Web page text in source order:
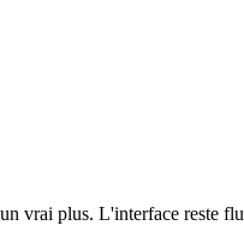
vrai plus. L'interface reste